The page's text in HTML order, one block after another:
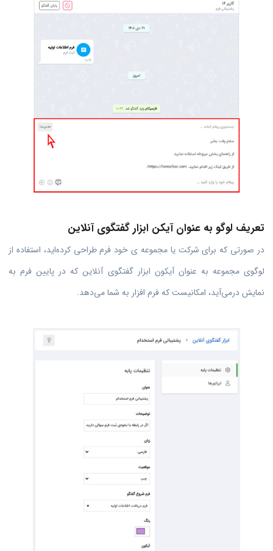
تعریف لوگو به عنوان آیکن ابزار گفتگوی آنلاین
در صورتی که برای شرکت یا مجموعه ی خود فرم طراحی کرده‌اید، استفاده از
لوگوی مجموعه به عنوان آیکون ابزار گفتگوی آنلاین که در پایین فرم به
نمایش درمی‌آید، امکانیست که فرم افزار به شما می‌دهد.